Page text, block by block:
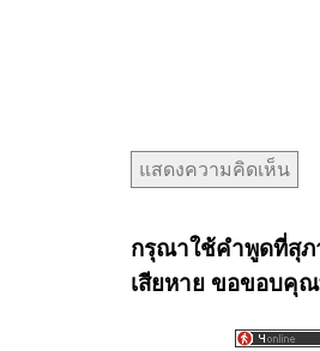
กรุณาใช้คำพูดที่สุภ
เสียหาย ขอขอบคุ